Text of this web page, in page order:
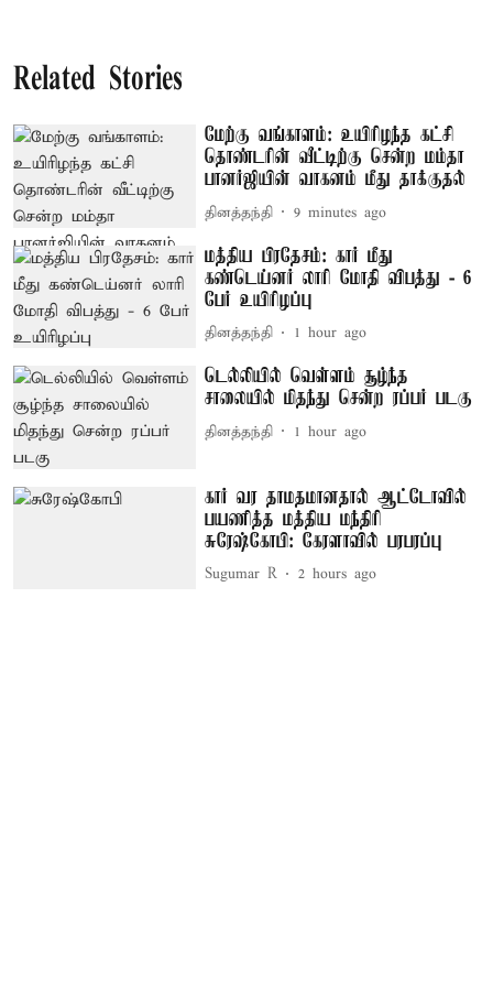
Related Stories
மேற்கு வங்காளம்: உயிரிழந்த கட்சி
தொண்டரின் வீட்டிற்கு சென்ற மம்தா
பானர்ஜியின் வாகனம் மீது தாக்குதல்
தினத்தந்தி 9 minutes ago
மத்திய பிரதேசம்: கார் மீது
கண்டெய்னர் லாரி மோதி விபத்து - 6
பேர் உயிரிழப்பு
தினத்தந்தி 1 hour ago
டெல்லியில் வெள்ளம் சூழ்ந்த
சாலையில் மிதந்து சென்ற ரப்பர் படகு
தினத்தந்தி 1 hour ago
கார் வர தாமதமானதால் ஆட்டோவில்
பயணித்த மத்திய மந்திரி
சுரேஷ்கோபி: கேரளாவில் பரபரப்பு
Sugumar R 2 hours ago